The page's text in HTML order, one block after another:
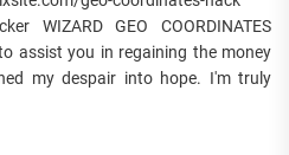
WIZARD GEO COORDINATES
to assist you in regaining the money
my despair into hope. I'm truly